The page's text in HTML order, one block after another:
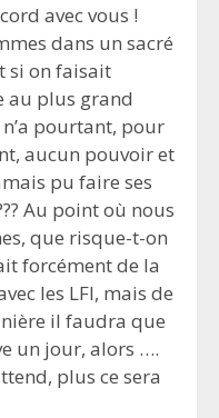
avec vous !
dans un sacré
si on faisait
au plus grand
pourtant, pour
aucun pouvoir et
pu faire ses
Au point où nous
que risque-t-on
forcément de la
les LFI, mais de
il faudra que
un jour, alors ….
plus ce sera